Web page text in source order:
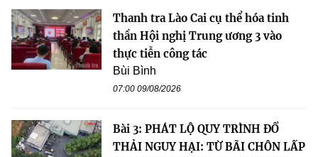
Thanh tra Lào Cai cụ thể hóa tinh
thần Hội nghị Trung ương 3 vào
thực tiễn công tác
Bùi Bình
07:00 09/08/2026
Bài 3: PHÁT LỘ QUY TRÌNH ĐỔ
THẢI NGUY HẠI: TỪ BÃI CHÔN LẤP